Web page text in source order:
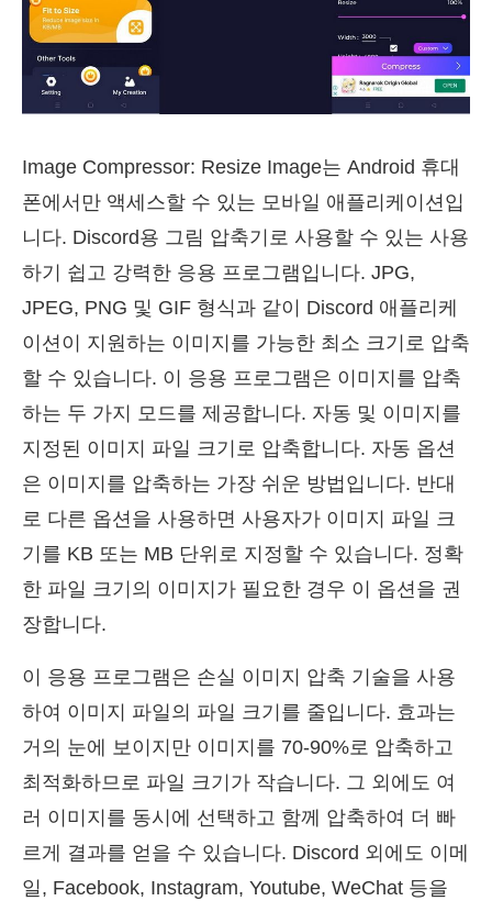
Image Compressor: Resize Image는 Android 휴대
폰에서만 액세스할 수 있는 모바일 애플리케이션입
니다. Discord용 그림 압축기로 사용할 수 있는 사용
하기 쉽고 강력한 응용 프로그램입니다. JPG,
JPEG, PNG 및 GIF 형식과 같이 Discord 애플리케
이션이 지원하는 이미지를 가능한 최소 크기로 압축
할 수 있습니다. 이 응용 프로그램은 이미지를 압축
하는 두 가지 모드를 제공합니다. 자동 및 이미지를
지정된 이미지 파일 크기로 압축합니다. 자동 옵션
은 이미지를 압축하는 가장 쉬운 방법입니다. 반대
로 다른 옵션을 사용하면 사용자가 이미지 파일 크
기를 KB 또는 MB 단위로 지정할 수 있습니다. 정확
한 파일 크기의 이미지가 필요한 경우 이 옵션을 권
장합니다.
이 응용 프로그램은 손실 이미지 압축 기술을 사용
하여 이미지 파일의 파일 크기를 줄입니다. 효과는
거의 눈에 보이지만 이미지를 70-90%로 압축하고
최적화하므로 파일 크기가 작습니다. 그 외에도 여
러 이미지를 동시에 선택하고 함께 압축하여 더 빠
르게 결과를 얻을 수 있습니다. Discord 외에도 이메
일, Facebook, Instagram, Youtube, WeChat 등을